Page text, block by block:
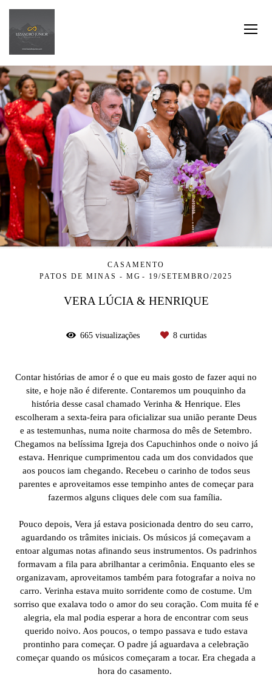
CASAMENTO
PATOS DE MINAS - MG
19/SETEMBRO/2025
VERA LÚCIA & HENRIQUE
665visualizações 8curtidas
Contar histórias de amor é o que eu mais gosto de fazer aqui no
site, e hoje não é diferente. Contaremos um pouquinho da
história desse casal chamado Verinha & Henrique. Eles
escolheram a sexta-feira para oficializar sua união perante Deus
e as testemunhas, numa noite charmosa do mês de Setembro.
Chegamos na belíssima Igreja dos Capuchinhos onde o noivo já
estava. Henrique cumprimentou cada um dos convidados que
aos poucos iam chegando. Recebeu o carinho de todos seus
parentes e aproveitamos esse tempinho antes de começar para
fazermos alguns cliques dele com sua família.
Pouco depois, Vera já estava posicionada dentro do seu carro,
aguardando os trâmites iniciais. Os músicos já começavam a
entoar algumas notas afinando seus instrumentos. Os padrinhos
formavam a fila para abrilhantar a cerimônia. Enquanto eles se
organizavam, aproveitamos também para fotografar a noiva no
carro. Verinha estava muito sorridente como de costume. Um
sorriso que exalava todo o amor do seu coração. Com muita fé e
alegria, ela mal podia esperar a hora de encontrar com seus
querido noivo. Aos poucos, o tempo passava e tudo estava
prontinho para começar. O padre já aguardava a celebração
começar quando os músicos começaram a tocar. Era chegada a
hora do casamento.